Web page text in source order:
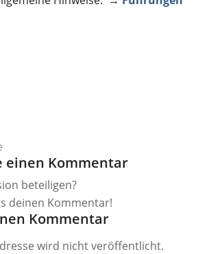
einen Kommentar
beteiligen?
deinen Kommentar!
Kommentar
wird nicht veröffentlicht.